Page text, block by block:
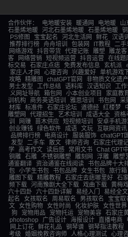
合作伙伴： 电地暖安装 暖通网 电地暖 山
石墨烯地暖
河北石墨烯地暖 石墨烯地暖
PS修图
宝宝起名 河北生活网 鲜花 汉语
推荐排行榜
舟舟培训 包装网 IT教程 二手
网络游戏 抖音带货 代理记账 雕塑 雕龙客
客
网络营销 短视频运营 抖音运营 在线题
标交易
石家庄点痣 免费发布信息 玄机派
家庄人才网
心理咨询 兴趣爱好 单机游戏
攻略 精雕图 chatGPT官网 非物质文化遗产
男士发型
工作总结 语料库 汉语知识 工作
义网址导航 箱包网 小本创业项目 家庭教
训机构
商务英语培训 雅思培训 书包网 采
材库
标准件 石家庄论坛 道德经 红楼梦
雕塑网
代理招生 艺术培训 成语大全 资格
训
网赚 苗木供应 短视频培训 安卓手机游
创业赚钱
绿色软件 成语 文玩 互联网资讯
品牌排行榜
电商设计 服装服饰 chatGPT
发型
二手车 散文 律师咨询 石家庄代理
学 高考作文 读后感 常用文书 Chat GPT
铜雕 石雕 不锈钢雕塑 雕刻网 浮雕 雕塑
通鉴翻译
资治通鉴在线阅读 书包品牌十大
包 小学生书包 书包品牌 女生书包 旅行箱
雕图下载 精雕教程 石家庄去痣哪里好 石
频下载
河南豫剧大全下载 戏曲下载 黄梅
六十四卦
六十四卦详解 易经入门 易经全文
起名
女孩取名 周易取名 男孩取名 宝宝取
文 女性购物 女性时尚 化妆护肤 女性世界
狗
宠物用品 宠物托运 宠物美容 石家庄
photoshop
广告设计 海报设计 直播电商
网上订花 鲜花礼品 钢琴谱 钢琴指法教程
考级
婚姻挽救咨询师 人格心理测试 心理